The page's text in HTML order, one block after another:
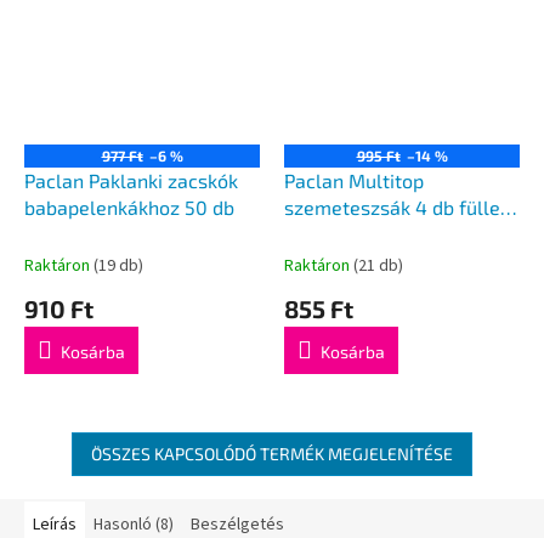
977 Ft –6 %
Paclan Paklanki zacskók
babapelenkákhoz 50 db
Raktáron (19 db)
910 Ft
Kosárba
995 Ft –14 %
Paclan Multitop
szemeteszsák 4 db füllel,
Raktáron (21 db)
855 Ft
Kosárba
ÖSSZES KAPCSOLÓDÓ TERMÉK MEGJELENÍTÉSE
Leírás Hasonló (8) Beszélgetés